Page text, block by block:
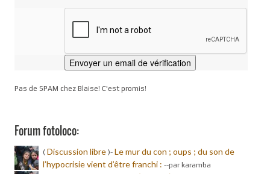
Pas de SPAM chez Blaise! C'est promis!
Forum fotoloco:
( Discussion libre )- Le mur du con ; oups ; du son de
l’hypocrisie vient d’être franchi : --par karamba